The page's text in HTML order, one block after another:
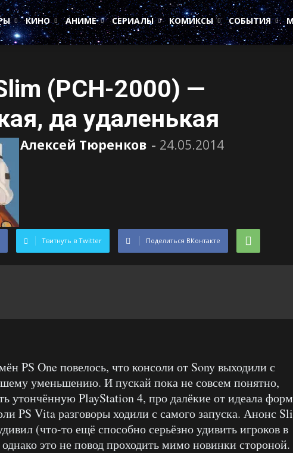
КИНО АНИМЕ СЕРИАЛЫ КОМИКСЫ СОБЫТИЯ
(PCH-2000) —
да удаленькая
Алексей Тюренков - 24.05.2014
Твитнуть в Twitter Поделиться ВКонтакте
PS One повелось, что консоли от Sony выходили с
уменьшению. И пускай пока не совсем понятно,
утончённую PlayStation 4, про далёкие от идеала
PS Vita разговоры ходили с самого запуска. Анонс
(что-то ещё способно серьёзно удивить игроков в
это не повод проходить мимо новинки стороной.